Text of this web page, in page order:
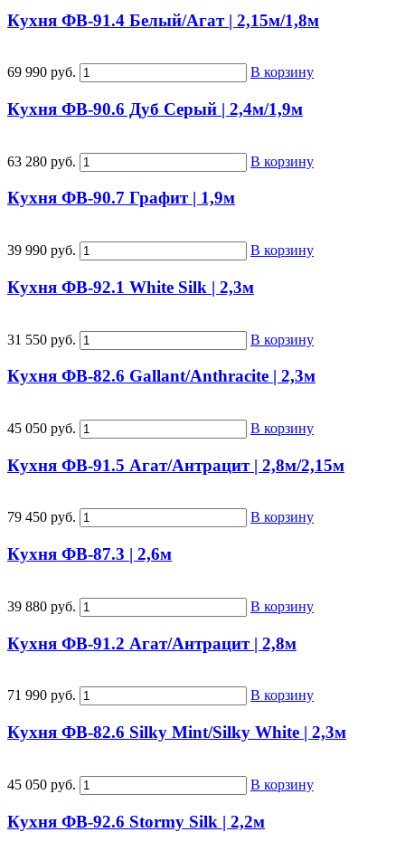
Кухня ФВ-91.4 Белый/Агат | 2,15м/1,8м
69 990 руб. В корзину
Кухня ФВ-90.6 Дуб Серый | 2,4м/1,9м
63 280 руб. В корзину
Кухня ФВ-90.7 Графит | 1,9м
39 990 руб. В корзину
Кухня ФВ-92.1 White Silk | 2,3м
31 550 руб. В корзину
Кухня ФВ-82.6 Gallant/Anthracite | 2,3м
45 050 руб. В корзину
Кухня ФВ-91.5 Агат/Антрацит | 2,8м/2,15м
79 450 руб. В корзину
Кухня ФВ-87.3 | 2,6м
39 880 руб. В корзину
Кухня ФВ-91.2 Агат/Антрацит | 2,8м
71 990 руб. В корзину
Кухня ФВ-82.6 Silky Mint/Silky White | 2,3м
45 050 руб. В корзину
Кухня ФВ-92.6 Stormy Silk | 2,2м